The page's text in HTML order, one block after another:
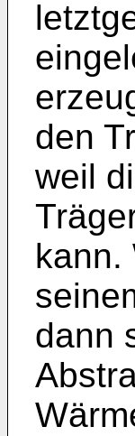
den
weil
kann.
dann